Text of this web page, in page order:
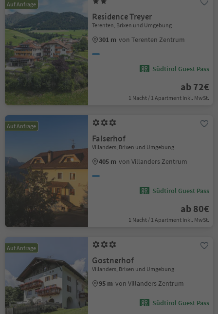
Auf Anfrage
Residence Treyer
Terenten, Brixen und Umgebung
301 m von Terenten Zentrum
Südtirol Guest Pass
ab 72€
1 Nacht / 1 Apartment Inkl. MwSt.
Auf Anfrage
Falserhof
Villanders, Brixen und Umgebung
405 m von Villanders Zentrum
Südtirol Guest Pass
ab 80€
1 Nacht / 1 Apartment Inkl. MwSt.
Auf Anfrage
Gostnerhof
Villanders, Brixen und Umgebung
95 m von Villanders Zentrum
Südtirol Guest Pass